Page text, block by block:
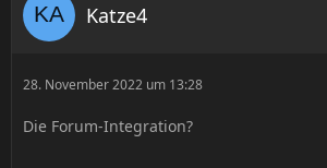
Katze4
28. November 2022 um 13:28
Die Forum-Integration?